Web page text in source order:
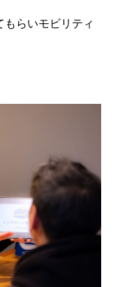
らいモビリティ